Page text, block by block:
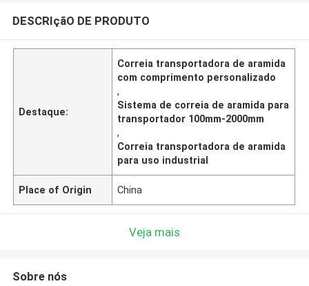
DESCRIçãO DE PRODUTO
Destaque:
Correia transportadora de aramida
com comprimento personalizado
,
Sistema de correia de aramida para
transportador 100mm-2000mm
,
Correia transportadora de aramida
para uso industrial
Place of Origin China
Veja mais
Sobre nós